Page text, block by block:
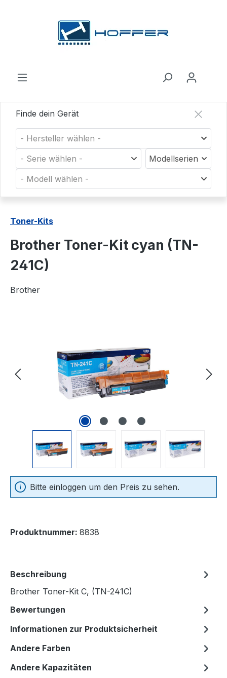
Finde dein Gerät
- Hersteller wählen -
- Serie wählen -
Modellserien
- Modell wählen -
Toner-Kits
Brother Toner-Kit cyan (TN-
241C)
Brother
Bitte einloggen um den Preis zu sehen.
Produktnummer: 8838
Beschreibung
Brother Toner-Kit C, (TN-241C)
Bewertungen
Informationen zur Produktsicherheit
Andere Farben
Andere Kapazitäten